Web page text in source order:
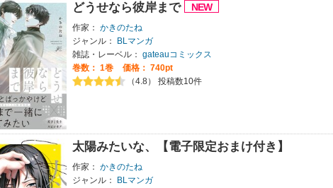
どうせなら彼岸まで
作家： かきのたね
ジャンル：
BLマンガ
雑誌・レーベル： gateauコミックス
巻数： 1巻
価格： 740pt
（4.8） 投稿数10件
太陽みたいな、【電子限定おまけ付き】
作家： かきのたね
ジャンル：
BLマンガ